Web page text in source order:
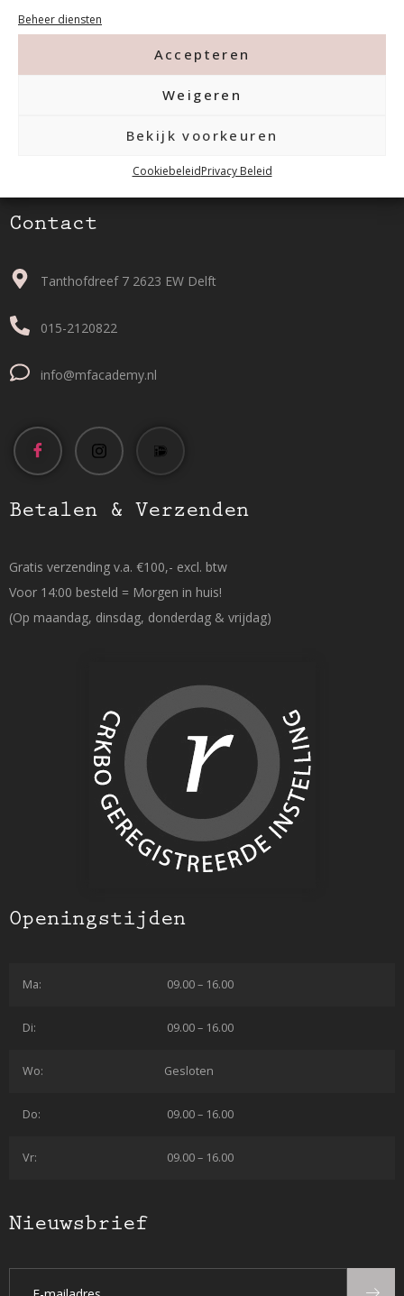
Beheer diensten
Accepteren
Weigeren
Bekijk voorkeuren
CookiebeleidPrivacy Beleid
Contact
Tanthofdreef 7 2623 EW Delft
015-2120822
info@mfacademy.nl
Betalen & Verzenden
Gratis verzending v.a. €100,- excl. btw
Voor 14:00 besteld = Morgen in huis!
(Op maandag, dinsdag, donderdag & vrijdag)
Openingstijden
Ma: 09.00 – 16.00
Di: 09.00 – 16.00
Wo: Gesloten
Do: 09.00 – 16.00
Vr: 09.00 – 16.00
Nieuwsbrief